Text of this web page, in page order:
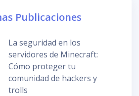
Publicaciones
La seguridad en los
servidores de Minecraft:
Cómo proteger tu
comunidad de hackers y
trolls